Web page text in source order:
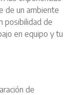
de un ambiente
posibilidad de
en equipo y tu
de